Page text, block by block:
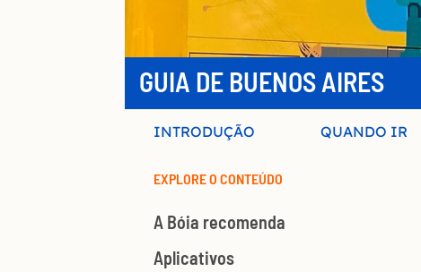
GUIA DE BUENOS AIRES
INTRODUÇÃO QUANDO IR
EXPLORE O CONTEÚDO
A Bóia recomenda
Aplicativos